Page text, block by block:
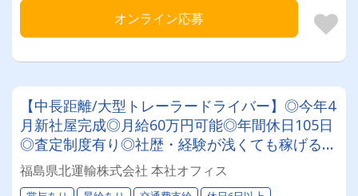
オンライン応募
【中長距離/大型トレーラードライバー】◎今年4
月新社屋完成◎月給60万円可能◎年間休日105日
◎査定制度有り◎社歴・経験が浅くても稼げるチ
ャンスあり！
福島県北運輸株式会社 本社オフィス